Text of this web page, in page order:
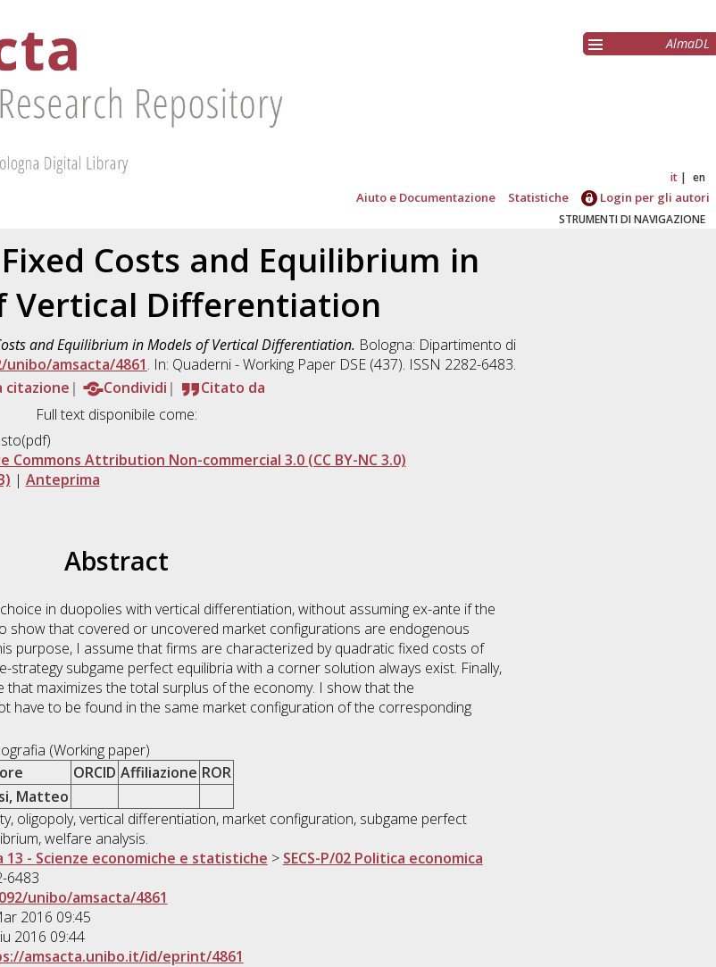
AlmaDL
it en
Aiuto e Documentazione Statistiche Login per gli autori
STRUMENTI DI NAVIGAZIONE
Costs and Equilibrium in
Vertical Differentiation
and Equilibrium in Models of Vertical Differentiation. Bologna: Dipartimento di
unibo/amsacta/4861. In: Quaderni - Working Paper DSE (437). ISSN 2282-6483.
citazione
Condividi
Citato da
Full text disponibile come:
Commons Attribution Non-commercial 3.0 (CC BY-NC 3.0)
| Anteprima
Abstract
in duopolies with vertical differentiation, without assuming ex-ante if the
show that covered or uncovered market configurations are endogenous
purpose, I assume that firms are characterized by quadratic fixed costs of
strategy subgame perfect equilibria with a corner solution always exist. Finally,
maximizes the total surplus of the economy. I show that the
have to be found in the same market configuration of the corresponding
(Working paper)
ORCID Affiliazione ROR
Matteo
oligopoly, vertical differentiation, market configuration, subgame perfect
welfare analysis.
13 - Scienze economiche e statistiche > SECS-P/02 Politica economica
6483
unibo/amsacta/4861
2016 09:45
2016 09:44
amsacta.unibo.it/id/eprint/4861